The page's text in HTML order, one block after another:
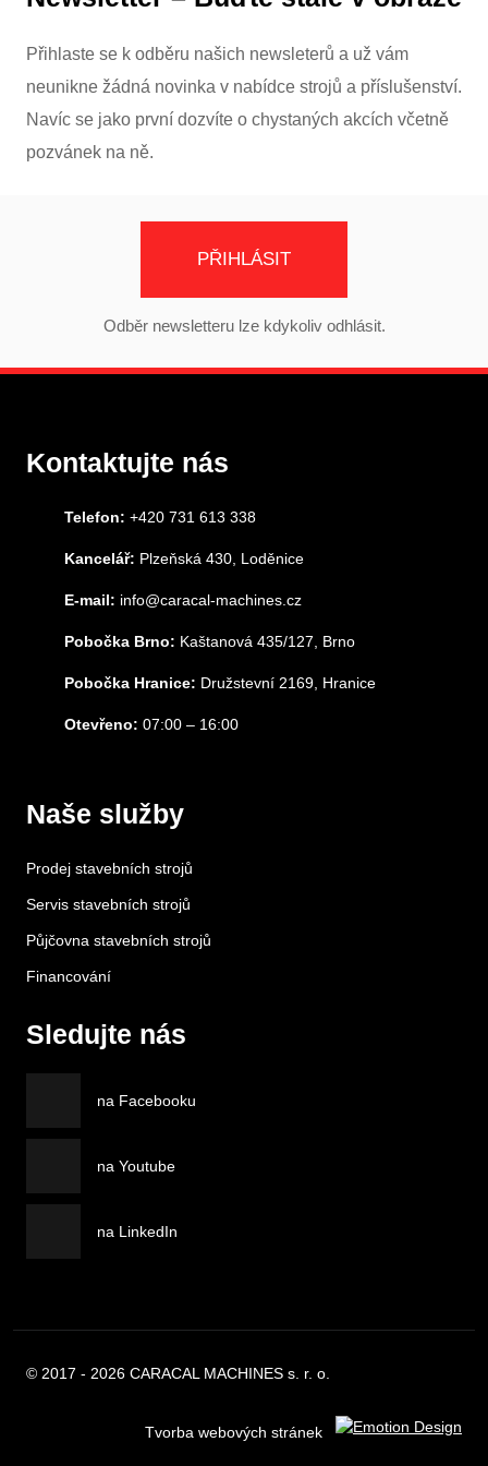
Přihlaste se k odběru našich newsleterů a už vám
neunikne žádná novinka v nabídce strojů a příslušenství.
Navíc se jako první dozvíte o chystaných akcích včetně
pozvánek na ně.
PŘIHLÁSIT
Odběr newsletteru lze kdykoliv odhlásit.
Kontaktujte nás
Telefon: +420 731 613 338
Kancelář: Plzeňská 430, Loděnice
E-mail: info@caracal-machines.cz
Pobočka Brno: Kaštanová 435/127, Brno
Pobočka Hranice: Družstevní 2169, Hranice
Otevřeno: 07:00 – 16:00
Naše služby
Prodej stavebních strojů
Servis stavebních strojů
Půjčovna stavebních strojů
Financování
Sledujte nás
na Facebooku
na Youtube
na LinkedIn
© 2017 - 2026 CARACAL MACHINES s. r. o.
Tvorba webových stránek